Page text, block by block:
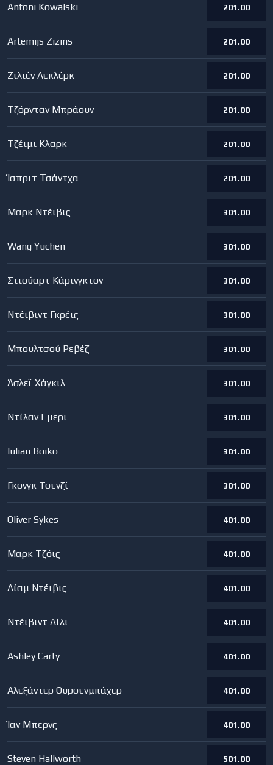
Antoni Kowalski 201.00
Artemijs Zizins 201.00
Ζιλιέν Λεκλέρκ 201.00
Τζόρνταν Μπράουν 201.00
Τζέιμι Κλαρκ 201.00
Ίσπριτ Τσάντχα 201.00
Μαρκ Ντέιβις 301.00
Wang Yuchen 301.00
Στιούαρτ Κάρινγκτον 301.00
Ντέιβιντ Γκρέις 301.00
Μπουλτσού Ρεβέζ 301.00
Άσλεϊ Χάγκιλ 301.00
Ντίλαν Εμερι 301.00
Iulian Boiko 301.00
Γκονγκ Τσενζί 301.00
Oliver Sykes 401.00
Μαρκ Τζόις 401.00
Λίαμ Ντέιβις 401.00
Ντέιβιντ Λίλι 401.00
Ashley Carty 401.00
Αλεξάντερ Ουρσενμπάχερ 401.00
Ίαν Μπερνς 401.00
Steven Hallworth 501.00